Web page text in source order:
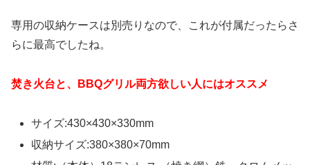
専用の収納ケースは別売りなので、これが付属だったらさ
らに最高でしたね。
焚き火台と、BBQグリル両方欲しい人にはオススメ
サイズ:430×430×330mm
収納サイズ:380×380×70mm